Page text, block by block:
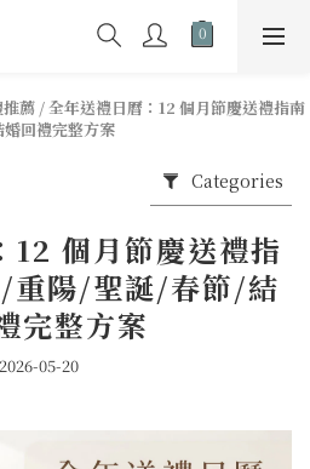
薦 / 全年送禮日曆：12 個月節慶送禮指南
回禮完整方案
Categories
12 個月節慶送禮指
重陽/聖誕/春節/結
完整方案
2026-05-20